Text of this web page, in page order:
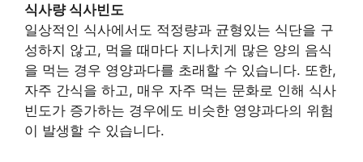
식사량 식사빈도
일상적인 식사에서도 적정량과 균형있는 식단을 구
성하지 않고, 먹을 때마다 지나치게 많은 양의 음식
을 먹는 경우 영양과다를 초래할 수 있습니다. 또한,
자주 간식을 하고, 매우 자주 먹는 문화로 인해 식사
빈도가 증가하는 경우에도 비슷한 영양과다의 위험
이 발생할 수 있습니다.